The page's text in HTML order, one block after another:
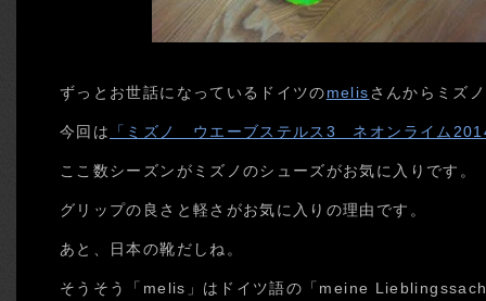
ずっとお世話になっているドイツの melis さんからミズ
今回は 「ミズノ ウエーブステルス3 ネオンライム
ここ数シーズンがミズノのシューズがお気に入りです。
グリップの良さと軽さがお気に入りの理由です。
あと、日本の靴だしね。
そうそう「melis」はドイツ語の「meine